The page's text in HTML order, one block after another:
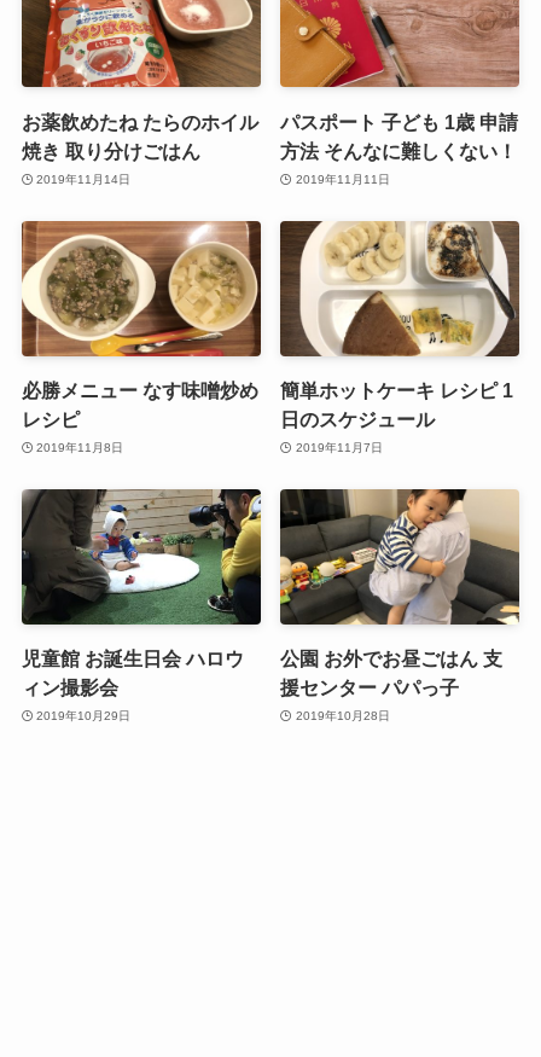
お薬飲めたね たらのホイル
焼き 取り分けごはん
2019年11月14日
パスポート 子ども 1歳 申請
方法 そんなに難しくない！
2019年11月11日
必勝メニュー なす味噌炒め
レシピ
2019年11月8日
簡単ホットケーキ レシピ 1
日のスケジュール
2019年11月7日
児童館 お誕生日会 ハロウ
ィン撮影会
2019年10月29日
公園 お外でお昼ごはん 支
援センター パパっ子
2019年10月28日